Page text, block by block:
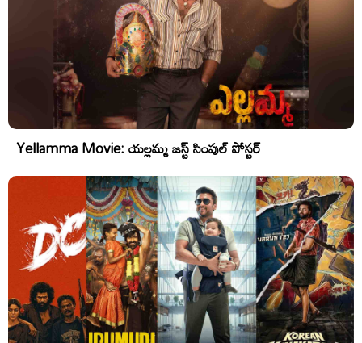
Yellamma Movie: యల్లమ్మ జస్ట్ సింపుల్ పోస్టర్